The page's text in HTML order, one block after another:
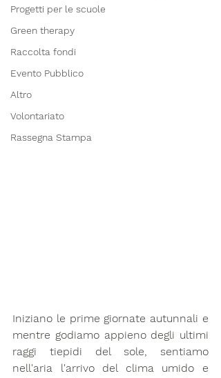
Progetti per le scuole
Green therapy
Raccolta fondi
Evento Pubblico
Altro
Volontariato
Rassegna Stampa
Iniziano le prime giornate autunnali e
mentre godiamo appieno degli ultimi
raggi tiepidi del sole, sentiamo
nell'aria l'arrivo del clima umido e